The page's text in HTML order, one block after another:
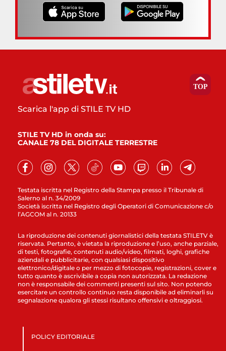
Testata iscritta nel Registro della Stampa presso il Tribunale di
Salerno al n. 34/2009
Società iscritta nel Registro degli Operatori di Comunicazione c/o
l’AGCOM al n. 20133
Scarica l'app di STILE TV HD
STILE TV HD in onda su:
CANALE 78 DEL DIGITALE TERRESTRE
La riproduzione dei contenuti giornalistici della testata STILETV è
riservata. Pertanto, è vietata la riproduzione e l’uso, anche parziale,
di testi, fotografie, contenuti audio/video, filmati, loghi, grafiche
aziendali e pubblicitarie, con qualsiasi dispositivo
elettronico/digitale o per mezzo di fotocopie, registrazioni, cover e
tutto quanto è ascrivibile a copia non autorizzata. La redazione
non è responsabile dei commenti presenti sul sito. Non potendo
esercitare un controllo continuo resta disponibile ad eliminarli su
segnalazione qualora gli stessi risultano offensivi e oltraggiosi.
POLICY EDITORIALE